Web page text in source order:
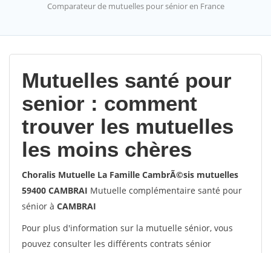
Comparateur de mutuelles pour sénior en France
Mutuelles santé pour
senior : comment
trouver les mutuelles
les moins chères
Choralis Mutuelle La Famille CambrÃ©sis mutuelles
59400 CAMBRAI Mutuelle complémentaire santé pour
sénior à CAMBRAI
Pour plus d'information sur la mutuelle sénior, vous
pouvez consulter les différents contrats sénior